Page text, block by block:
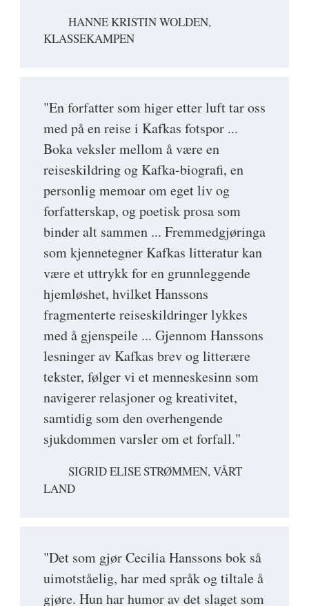
HANNE KRISTIN WOLDEN,
KLASSEKAMPEN
"En forfatter som higer etter luft tar oss
med på en reise i Kafkas fotspor ...
Boka veksler mellom å være en
reiseskildring og Kafka-biografi, en
personlig memoar om eget liv og
forfatterskap, og poetisk prosa som
binder alt sammen ... Fremmedgjøringa
som kjennetegner Kafkas litteratur kan
være et uttrykk for en grunnleggende
hjemløshet, hvilket Hanssons
fragmenterte reiseskildringer lykkes
med å gjenspeile ... Gjennom Hanssons
lesninger av Kafkas brev og litterære
tekster, følger vi et menneskesinn som
navigerer relasjoner og kreativitet,
samtidig som den overhengende
sjukdommen varsler om et forfall."
SIGRID ELISE STRØMMEN, VÅRT
LAND
"Det som gjør Cecilia Hanssons bok så
uimotståelig, har med språk og tiltale å
gjøre. Hun har humor av det slaget som